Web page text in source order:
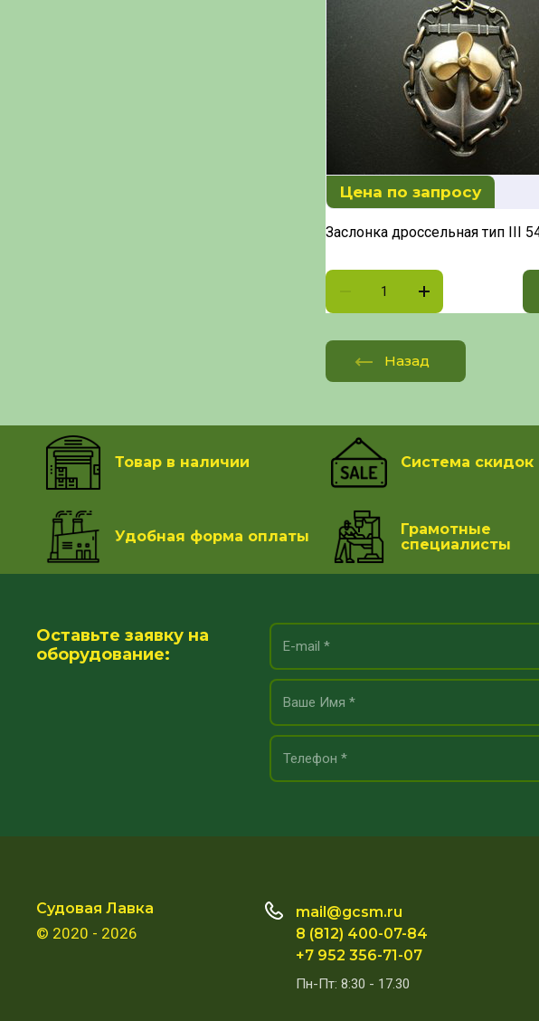
Цена по запросу
Заслонка дроссельная тип III
Назад
Товар в наличии Система скидок
Удобная форма оплаты
Грамотные
специалисты
Оставьте заявку на
оборудование:
Судовая Лавка
© 2020 - 2026
mail@gcsm.ru
8 (812) 400-07-84
+7 952 356-71-07
Пн-Пт: 8:30 - 17.30